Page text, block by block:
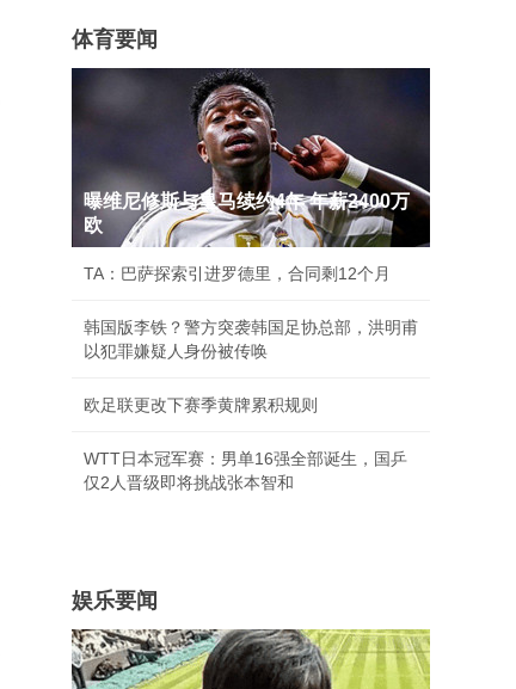
体育要闻
曝维尼修斯与皇马续约4年 年薪2400万
欧
TA：巴萨探索引进罗德里，合同剩12个月
韩国版李铁？警方突袭韩国足协总部，洪明甫
以犯罪嫌疑人身份被传唤
欧足联更改下赛季黄牌累积规则
WTT日本冠军赛：男单16强全部诞生，国乒
仅2人晋级即将挑战张本智和
娱乐要闻